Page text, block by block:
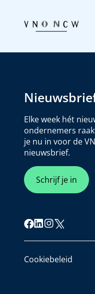
Elke week hét
ondernemers
je nu in voor de
nieuwsbrief.
Schrijf je in
Cookiebeleid